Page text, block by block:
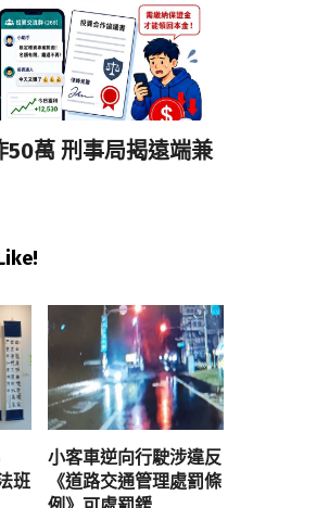
50萬 刑事局揭遠端兼
班
小客車逆向行駛涉違反
《道路交通管理處罰條